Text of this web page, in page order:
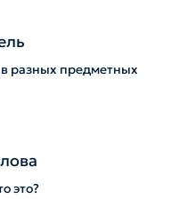
разных предметных
это?